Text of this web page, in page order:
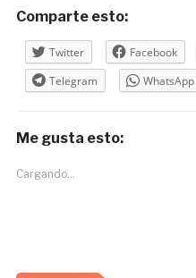
Comparte esto:
Twitter Facebook
Telegram
WhatsApp
Me gusta esto:
Cargando...